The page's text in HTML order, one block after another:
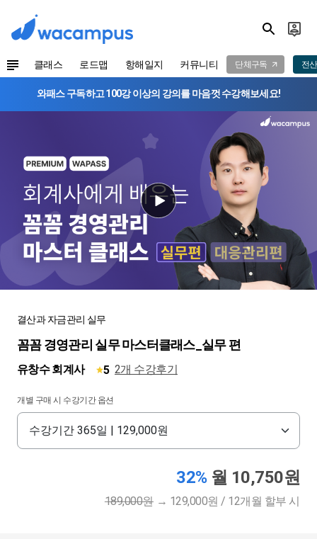
클래스 로드맵 항해일지 커뮤니티 단체구독 전
와패스 구독하고 100강 이상의 강의를 마음껏 수강해보세요!
결산과 자금관리 실무
꼼꼼 경영관리 실무 마스터클래스_실무 편
유창수 회계사 5 2개 수강후기
개별 구매 시 수강기간 옵션
32% 월 10,750원
189,000원 → 129,000원 / 12개월 할부 시